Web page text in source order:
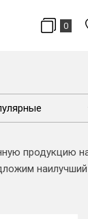
0
продукцию